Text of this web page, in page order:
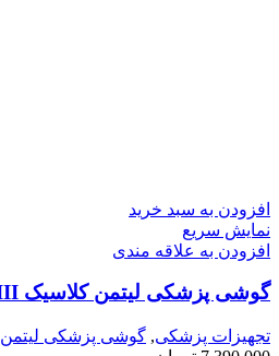
افزودن به سبد خرید
نمایش سریع
افزودن به علاقه مندی
گوشی پزشکی لیتمن کلاسیک III صورتی استیل 5639
تجهیزات پزشکی, گوشی پزشکی لیتمن